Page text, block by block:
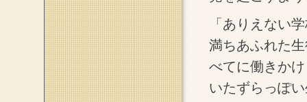
「ありえない
満ちあふれた
べてに働きか
いたずらっぽ